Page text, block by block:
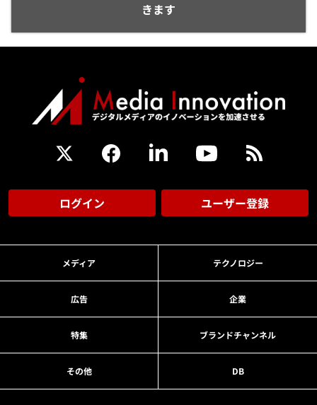
きます
ログイン ユーザー登録
メディア テクノロジー
広告 企業
特集 ブランドチャンネル
その他 DB